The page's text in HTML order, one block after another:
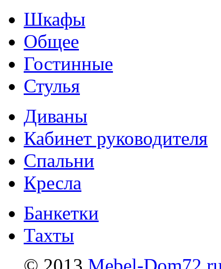
Шкафы
Общее
Гостинные
Стулья
Диваны
Кабинет руководителя
Спальни
Кресла
Банкетки
Тахты